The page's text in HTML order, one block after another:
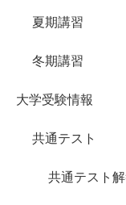
夏期講習
冬期講習
大学受験情報
共通テスト
共通テスト